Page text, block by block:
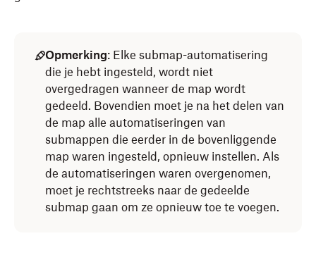
Opmerking: Elke submap-automatisering
die je hebt ingesteld, wordt niet
overgedragen wanneer de map wordt
gedeeld. Bovendien moet je na het delen van
de map alle automatiseringen van
submappen die eerder in de bovenliggende
map waren ingesteld, opnieuw instellen. Als
de automatiseringen waren overgenomen,
moet je rechtstreeks naar de gedeelde
submap gaan om ze opnieuw toe te voegen.